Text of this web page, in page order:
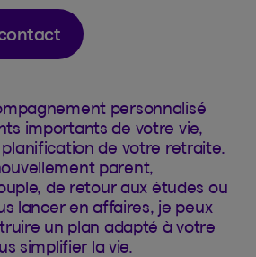
personnalisé
importants de votre vie,
de votre retraite.
parent,
de retour aux études ou
lancer en affaires, je peux
un plan adapté à votre
simplifier la vie.